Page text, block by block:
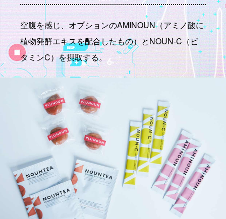
空腹を感じ、オプションのAMINOUN（アミノ酸に
植物発酵エキスを配合したもの）とNOUN-C（ビ
タミンC）を摂取する。